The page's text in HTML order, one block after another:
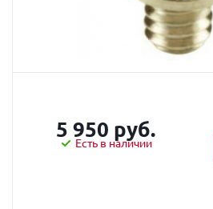
5 950 руб.
Есть в наличии